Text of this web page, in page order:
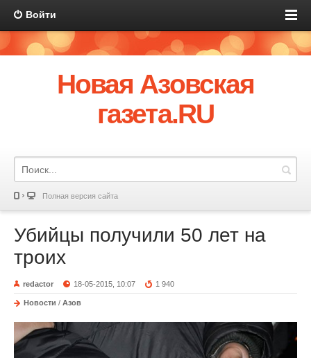
Войти
Новая Азовская
газета.RU
Полная версия сайта
Убийцы получили 50 лет на
троих
redactor 18-05-2015, 10:07 1 940
Новости / Азов